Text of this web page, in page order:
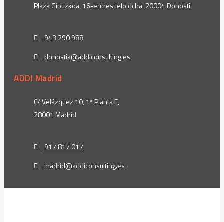
Plaza Gipuzkoa, 16-entresuelo dcha, 20004 Donosti
943 290 988
donostia@addiconsulting.es
ADDI Madrid
C/ Velázquez 10, 1ª Planta E,
28001 Madrid
917 817 017
madrid@addiconsulting.es